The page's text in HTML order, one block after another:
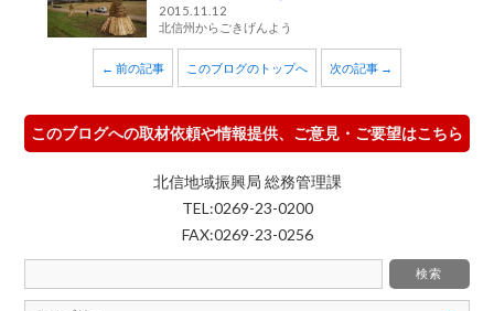
2015.11.12
北信州からごきげんよう
← 前の記事 このブログのトップへ 次の記事 →
このブログへの取材依頼や情報提供、ご意見・ご要望はこちら
北信地域振興局 総務管理課
TEL:0269-23-0200
FAX:0269-23-0256